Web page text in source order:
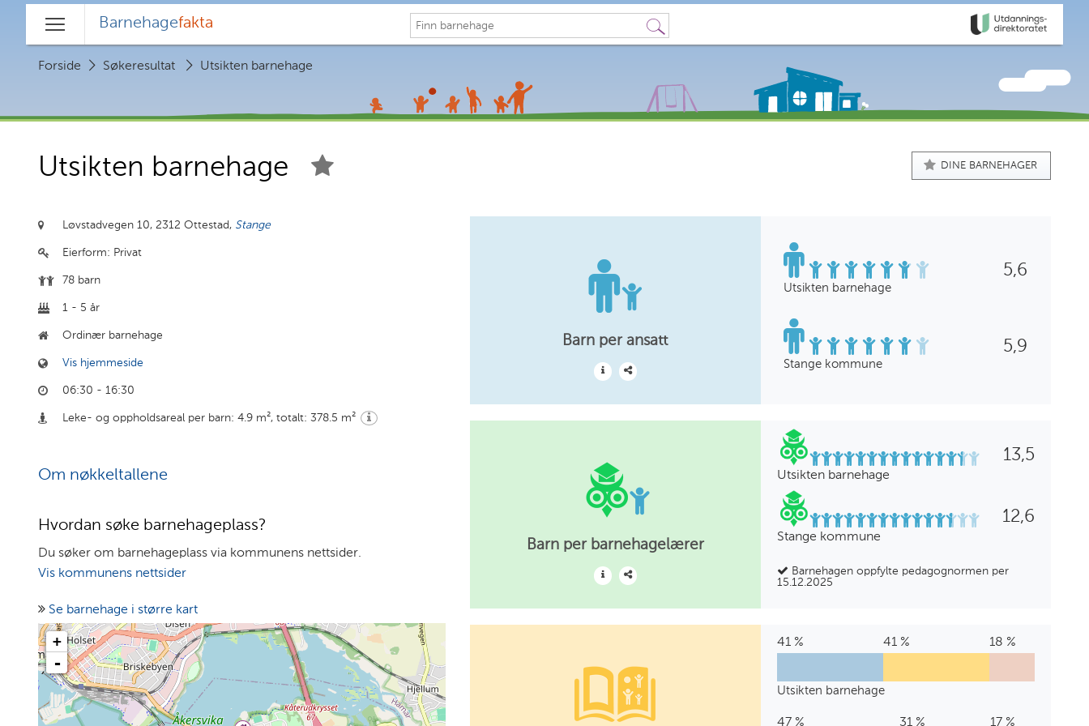
Hovedmeny
Barnehagefakta Søk
Forside Søkeresultat Utsikten barnehage
Utsikten barnehage DINE BARNEHAGER
Løvstadvegen 10, 2312 Ottestad, Stange
Eierform: Privat
78 barn
1 - 5 år
Ordinær barnehage
Vis hjemmeside
06:30 - 16:30
Leke- og oppholdsareal per barn: 4.9 m², totalt: 378.5 m²
Om nøkkeltallene
Hvordan søke barnehageplass?
Du søker om barnehageplass via kommunens nettsider.
Vis kommunens nettsider
Se barnehage i større kart
+
-
Barn per ansatt
5,6
Utsikten barnehage
5,9
Stange kommune
Barn per barnehagelærer
13,5
Utsikten barnehage
12,6
Stange kommune
Barnehagen oppfylte pedagognormen per
15.12.2025
41 %
Barnehagelærer
0
%
Annen
pedagogisk
41 %
Barne-
og
0
%
Annen
høyere
0
%
Annen
18 %
Annen
bakgrunn
Utsikten barnehageUtsikten
41
041
0018
47 %
Barnehagelærer
1Annen
31 %
Barne-
Annen
2Annen
17 %
Annen